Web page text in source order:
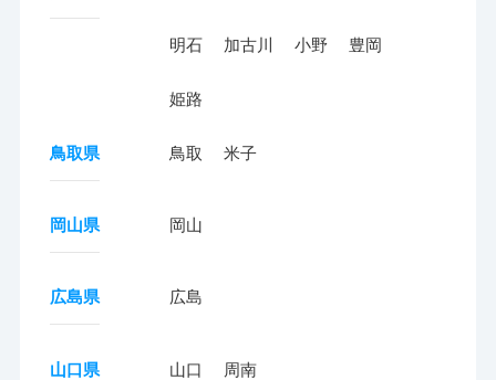
明石 加古川 小野 豊岡
姫路
鳥取県 鳥取 米子
岡山県 岡山
広島県 広島
山口県 山口 周南